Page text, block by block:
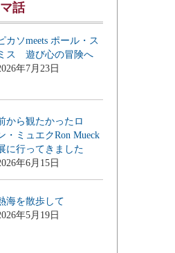
話
カソmeets ポール・ス
ス 遊び心の冒険へ
年7月23日
から観たかったロ
・ミュエクRon Mueck
に行ってきました
年6月15日
海を散歩して
年5月19日